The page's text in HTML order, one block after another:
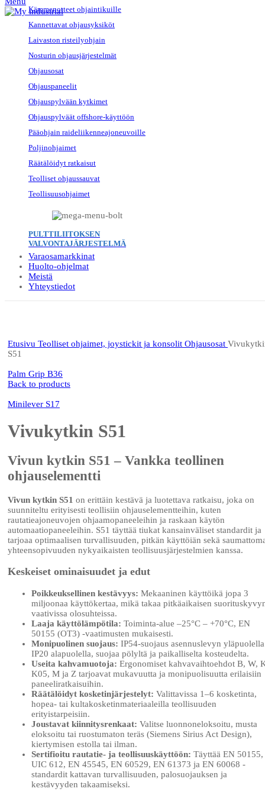
Kämmenotteet ohjaintikuille
Kannettavat ohjausyksiköt
Laivaston risteilyohjain
Nosturin ohjausjärjestelmät
Ohjausosat
Ohjauspaneelit
Ohjauspylvään kytkimet
Ohjauspylväät offshore-käyttöön
Pääohjain raideliikenneajoneuvoille
Poljinohjaimet
Räätälöidyt ratkaisut
Teolliset ohjaussauvat
Teollisuusohjaimet
PULTTILIITOKSEN
VALVONTAJÄRJESTELMÄ
Varaosamarkkinat
Huolto-ohjelmat
Meistä
Yhteystiedot
Etusivu Teolliset ohjaimet, joystickit ja konsolit Ohjausosat
S51
Palm Grip B36
Back to products
Minilever S17
Vivukytkin S51
Vivun kytkin S51 – Vankka teollinen
ohjauselementti
Vivun kytkin S51 on erittäin kestävä ja luotettava ratkaisu, joka on
suunniteltu erityisesti teollisiin ohjauselementteihin, kuten
rautatieajoneuvojen ohjaamopaneeleihin ja raskaan käytön
automaatiopaneeleihin. S51 täyttää tiukat kansainväliset standardit ja
tarjoaa optimaalisen turvallisuuden, pitkän käyttöiän sekä
yhteensopivuuden nykyaikaisten teollisuusjärjestelmien kanssa.
Keskeiset ominaisuudet ja edut
Poikkeuksellinen kestävyys: Mekaaninen käyttöikä jopa 3
miljoonaa käyttökertaa, mikä takaa pitkäaikaisen
vaativissa olosuhteissa.
Laaja käyttölämpötila: Toiminta-alue –25°C – +70°C, EN
50155 (OT3) -vaatimusten mukaisesti.
Monipuolinen suojaus: IP54-suojaus asennuslevyn
IP20 alapuolella, suojaa pölyltä ja paikalliselta kosteudelta.
Useita kahvamuotoja: Ergonomiset kahvavaihtoehdot B, W,
K05, M ja Z tarjoavat mukavuutta ja monipuolisuutta erilaisiin
paneeliratkaisuihin.
Räätälöidyt kosketinjärjestelyt: Valittavissa 1–6 kosketinta,
hopea- tai kultakosketinmateriaaleilla teollisuuden
erityistarpeisiin.
Joustavat kiinnitysrenkaat: Valitse luonnoneloksoitu, musta
eloksoitu tai ruostumaton teräs (Siemens Sirius Act Design),
kiertymisen estolla tai ilman.
Sertifioitu rautatie- ja teollisuuskäyttöön: Täyttää EN 50155,
UIC 612, EN 45545, EN 60529, EN 61373 ja EN 60068 -
standardit kattavan turvallisuuden, palosuojauksen ja
kestävyyden takaamiseksi.